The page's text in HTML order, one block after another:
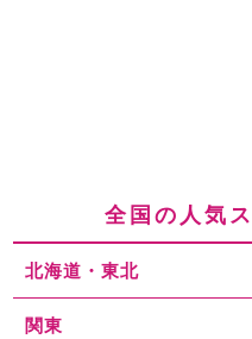
全国の人気
北海道・東北
関東